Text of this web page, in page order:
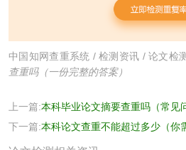
中国知网查重系统 /检测资讯 / 论文检测
查重吗（一份完整的答案）
上一篇:本科毕业论文摘要查重吗（常见
下一篇:本科论文查重不能超过多少（你